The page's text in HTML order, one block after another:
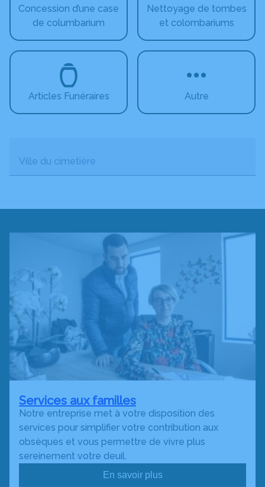
Concession d’une case
de columbarium
Nettoyage de tombes
et colombariums
Articles Funéraires Autre
Ville du cimetière
Services aux familles
Notre entreprise met à votre disposition des
services pour simplifier votre contribution aux
obsèques et vous permettre de vivre plus
sereinement votre deuil.
En savoir plus